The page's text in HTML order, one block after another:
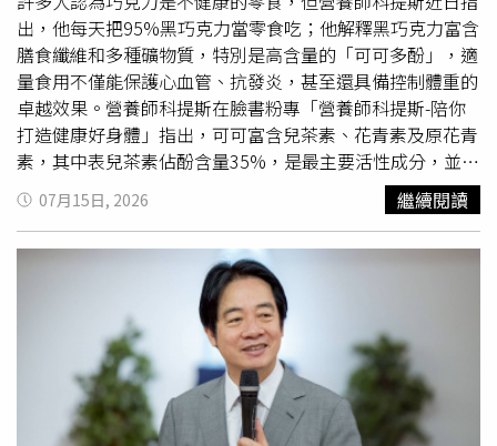
理平反，表示雖然味道確實強烈，但煮成湯後十分開胃，只
是外地人第一次聞到，確實很容易產生誤會。
的潛力發揮出來，顯示王道信念的重要。本屆評審團由台灣
評鑑協會名譽理事長許士軍教授擔任評審主席，成員包括前
行政院長毛治國、前行政院長陳冲、潘文淵文教基金會董事
長史欽泰，以及公益平台文化基金會董事長嚴長壽。許士軍
說明，施振榮倡議「王道」理念，將東方智慧融入企業經
營，在ESG成為全球主流之前，便已實踐兼顧利他與永續的
經營哲學；從產業升級、企業治理、人才傳承，到文化藝
術、公益、科技創新及淨零發展，施振榮始終展現前瞻視野
與社會影響力。台灣上市櫃公司協會理事長、信義企業集團
創辦人周俊吉也指出，施振榮畢生推動創新、倡導王道文
化，強調「共創價值、共享成果、永續發展」，不只成功開
創了泛宏碁集團40多家上市櫃公司，深深影響了台灣科技產
業，更為全球的企業治理提供了最重要的東方典範。台灣上
市櫃公司協會長期以上市、上櫃企業主及專業人士為核心，
透過企業交流、政策對話、講座學習、產業合作及公益參
與，建立企業家共同學習與交流的平台；東方領袖人物也是
出，他每天把95%黑巧克力當零食吃；他解釋黑巧克力富含
膳食纖維和多種礦物質，特別是高含量的「可可多酚」，適
量食用不僅能保護心血管、抗發炎，甚至還具備控制體重的
卓越效果。營養師科提斯在臉書粉專「營養師科提斯-陪你
打造健康好身體」指出，可可富含兒茶素、花青素及原花青
素，其中表兒茶素佔酚含量35%，是最主要活性成分，並含
有膳食纖維，以及礦物質鎂、銅、鉀、鐵等，同時也點出可
可的多種健康功效。首先是在保護心血管方面，科提斯表
示，可可多酚能有效改善人體內皮功能並協助降低血壓。其
運作機制在於刺激內皮細胞合成一氧化氮，促進血管舒張，
同時發揮抗血小板凝結、抑制血管平滑肌的功能；臨床研究
指出，糖尿病患者連續30天補充可可多酚，血管舒張功能獲
得顯著改善。此外，可可多酚強大的抗氧化力能降低體內低
密度脂蛋白膽固醇（壞膽固醇）的氧化程度，從根本阻斷動
脈粥狀硬化的開端。除了血管健康，科提斯提到，可可多酚
能透過調控特定信號通路，降低神經膠質細胞的發炎反應，
07月15日, 2026 繼續閱讀